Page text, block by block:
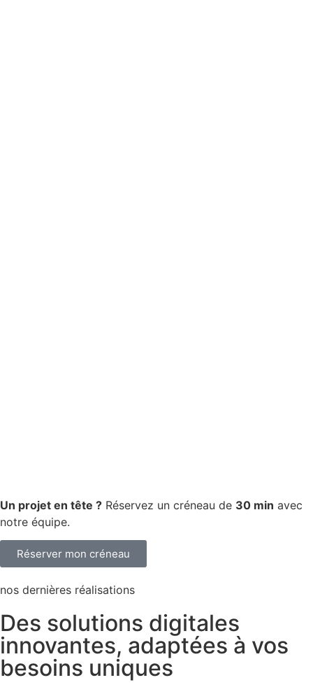
Un projet en tête ? Réservez un créneau de 30 min avec
notre équipe.
Réserver mon créneau
nos dernières réalisations
Des solutions digitales
innovantes, adaptées à vos
besoins uniques